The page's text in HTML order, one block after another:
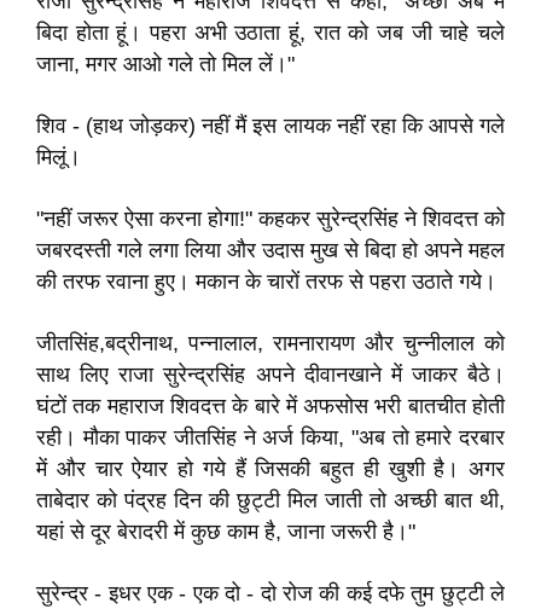
बिदा होता हूं। पहरा अभी उठाता हूं, रात को जब जी चाहे चले
जाना, मगर आओ गले तो मिल लें।"
शिव - (हाथ जोड़कर) नहीं मैं इस लायक नहीं रहा कि आपसे गले
मिलूं।
"नहीं जरूर ऐसा करना होगा!" कहकर सुरेन्द्रसिंह ने शिवदत्त को
जबरदस्ती गले लगा लिया और उदास मुख से बिदा हो अपने महल
की तरफ रवाना हुए। मकान के चारों तरफ से पहरा उठाते गये।
जीतसिंह,बद्रीनाथ, पन्नालाल, रामनारायण और चुन्नीलाल को
साथ लिए राजा सुरेन्द्रसिंह अपने दीवानखाने में जाकर बैठे।
घंटों तक महाराज शिवदत्त के बारे में अफसोस भरी बातचीत होती
रही। मौका पाकर जीतसिंह ने अर्ज किया, "अब तो हमारे दरबार
में और चार ऐयार हो गये हैं जिसकी बहुत ही खुशी है। अगर
ताबेदार को पंद्रह दिन की छुट्टी मिल जाती तो अच्छी बात थी,
यहां से दूर बेरादरी में कुछ काम है, जाना जरूरी है।"
सुरेन्द्र - इधर एक - एक दो - दो रोज की कई दफे तुम छुट्टी ले